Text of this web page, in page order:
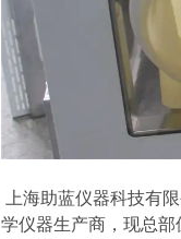
上海助蓝仪器科技有
学仪器生产商，现总